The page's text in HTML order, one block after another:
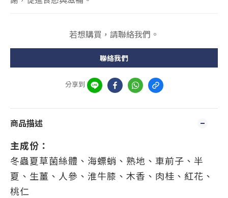
若想購買，請聯絡我們。
聯絡我們
分享到
商品描述
主成份：
冬蟲夏草菌絲體、海螵蛸、熟地、車前子、半
夏、生薑、人參、淮牛膝、木香、肉桂、紅花、
桃仁